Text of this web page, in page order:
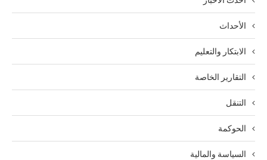
الأحداث
الابتكار والتعليم
التقارير الخاصة
التنقل
الحوكمة
السياسة والمالية